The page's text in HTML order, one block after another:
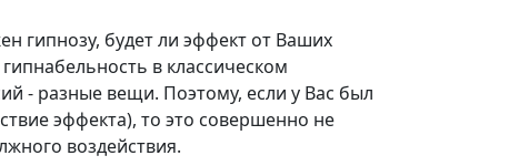
гипнозу, будет ли эффект от Ваших
в классическом
- разные вещи. Поэтому, если у Вас был
эффекта), то это совершенно не
воздействия.